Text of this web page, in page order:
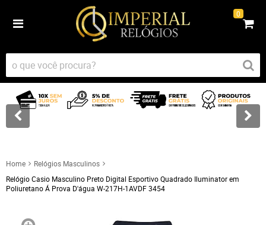
0
Home
Relógios Masculinos
Relógio Casio Masculino Preto Digital Esportivo Quadrado Iluminator em
Poliuretano Á Prova D'água W-217H-1AVDF 3454